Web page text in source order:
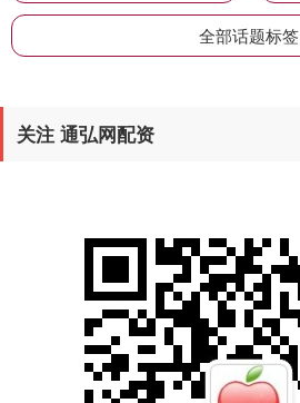
全部话题标签
关注 通弘网配资